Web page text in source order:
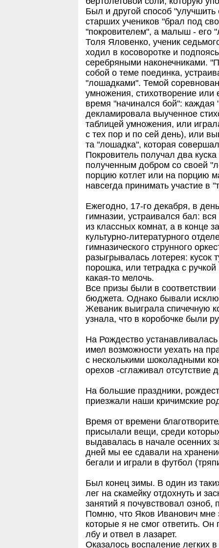
Был и другой способ
старших учеников "брал под
"покровителем", а малыш - его
Толя Яловенко, ученик
ходил в косоворотке и
серебряными наконечниками.
собой о теме поединка,
"лошадками". Темой
умножения, стихотворение
время "начинался бой":
декламировала выученное
таблицей умножения, или
с тех пор и по сей день), или
та "лошадка", которая
Покровитель получал два
полученным добром со своей
порцию котлет или на порцию
навсегда принимать участие в
Ежегодно, 17-го декабря, в
гимназии, устраивался бал:
из классных комнат, а в конце
культурно-литературного
гимназического струнного
разыгрывалась лотерея: кусок
порошка, или тетрадка с
какая-то мелочь.
Все призы были в
бюджета. Однако бывали
Жеваник выиграла спичечную
узнала, что в коробочке были
На Рождество
имел возможности уехать на
с несколькими шоколадными
орехов -сглаживал отсутствие
На большие праздники,
приезжали наши кричимские
Время от времени
присылали вещи, среди
выдавалась в начале осенних
дней мы ее сдавали на
бегали и играли в футбол
Был конец зимы. В один из
лег на скамейку отдохнуть и
занятий я почувствовал
Помню, что Яков Иванович мне
которые я не смог ответить.
лбу и отвел в лазарет.
Оказалось воспаление легких